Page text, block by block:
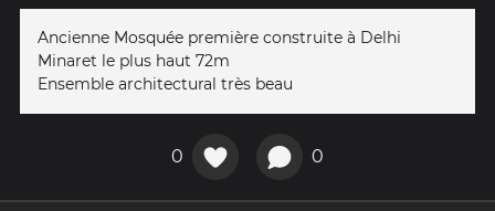
Ancienne Mosquée première construite à Delhi
Minaret le plus haut 72m
Ensemble architectural très beau
0 0